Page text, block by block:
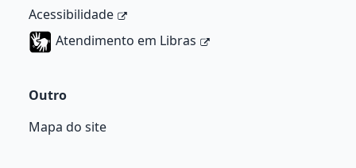
Acessibilidade
Atendimento em Libras
Outro
Mapa do site